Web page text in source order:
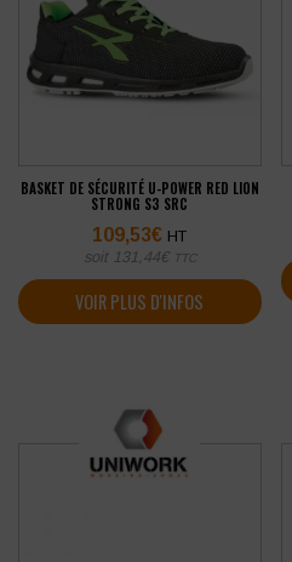
BASKET DE SÉCURITÉ U-POWER RED LION
STRONG S3 SRC
109,53€ HT
soit 131,44€ TTC
VOIR PLUS D'INFOS